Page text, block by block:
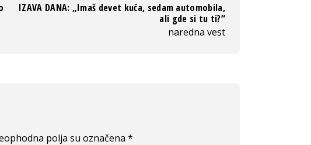
IZAVA DANA: „Imaš devet kuća, sedam automobila,
ali gde si tu ti?“
naredna vest
polja su označena *